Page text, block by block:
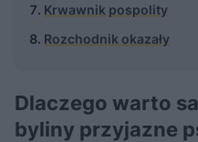
Krwawnik pospolity
Rozchodnik okazały
Dlaczego warto
byliny przyjazne